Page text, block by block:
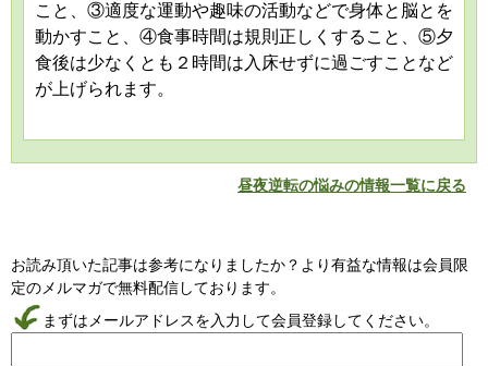
こと、③適度な運動や趣味の活動などで身体と脳とを
動かすこと、④食事時間は規則正しくすること、⑤夕
食後は少なくとも２時間は入床せずに過ごすことなど
が上げられます。
昼夜逆転の悩みの情報一覧に戻る
お読み頂いた記事は参考になりましたか？より有益な情報は会員限
定のメルマガで無料配信しております。
まずはメールアドレスを入力して会員登録してください。